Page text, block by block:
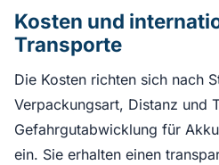
Kosten und
Transporte
Die Kosten richten sich nach
Verpackungsart, Distanz und
Gefahrgutabwicklung für
ein. Sie erhalten einen